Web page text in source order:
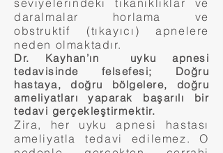
seviyelerindeki tıkanıklıklar ve
daralmalar horlama ve
obstruktif (tıkayıcı) apnelere
neden olmaktadır.
Dr. Kayhan’ın uyku apnesi
tedavisinde felsefesi; Doğru
hastaya, doğru bölgelere, doğru
ameliyatları yaparak başarılı bir
tedavi gerçekleştirmektir.
Zira, her uyku apnesi hastası
ameliyatla tedavi edilemez. O